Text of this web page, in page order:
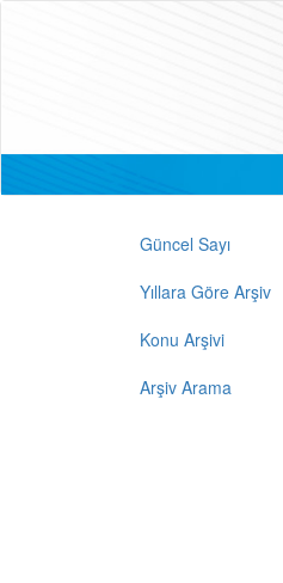
Güncel Sayı
Yıllara Göre Arşiv
Konu Arşivi
Arşiv Arama